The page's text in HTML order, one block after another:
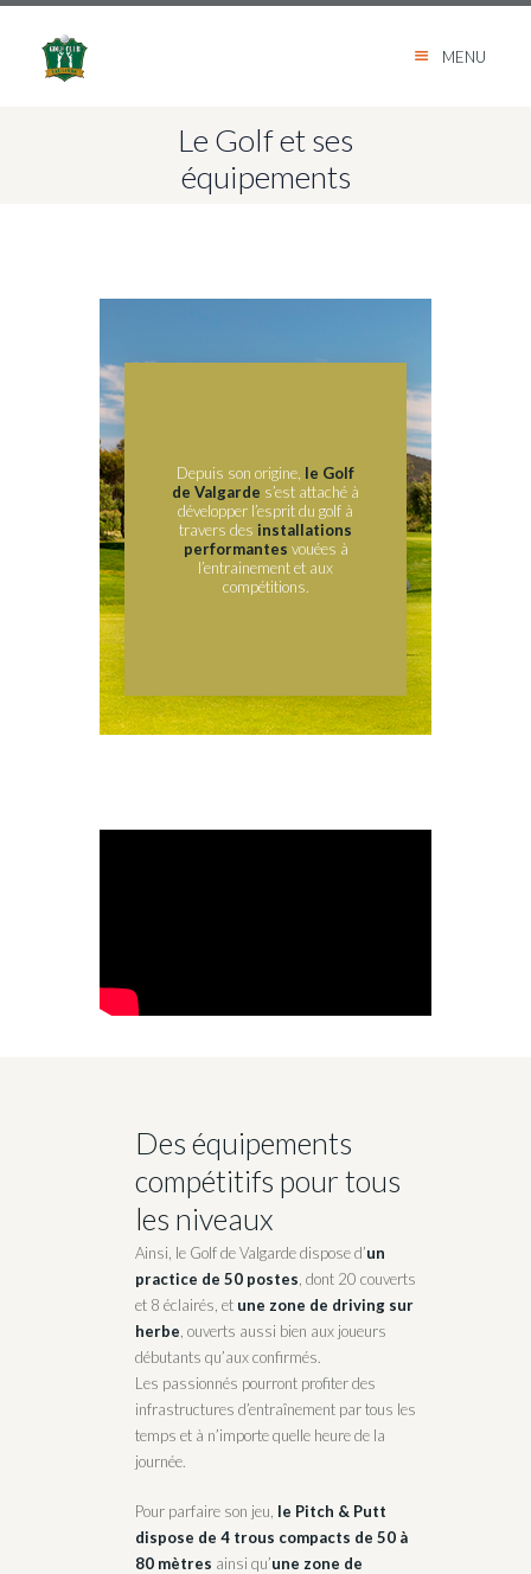
MENU
Le Golf et ses
équipements
Depuis son origine, le Golf
de Valgarde s’est attaché à
développer l’esprit du golf à
travers des installations
performantes vouées à
l’entrainement et aux
compétitions.
Des équipements
compétitifs pour tous
les niveaux
Ainsi, le Golf de Valgarde dispose d’un
practice de 50 postes, dont 20 couverts
et 8 éclairés, et une zone de driving sur
herbe, ouverts aussi bien aux joueurs
débutants qu’aux confirmés.
Les passionnés pourront profiter des
infrastructures d’entraînement par tous les
temps et à n’importe quelle heure de la
journée.
Pour parfaire son jeu, le Pitch & Putt
dispose de 4 trous compacts de 50 à
80 mètres ainsi qu’une zone de